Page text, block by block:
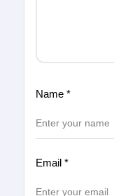
Name *
Email *